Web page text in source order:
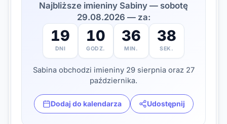
Najbliższe imieniny Sabiny — sobotę
29.08.2026 — za:
19
DNI
10
GODZ.
36
MIN.
37
SEK.
Sabina obchodzi imieniny 29 sierpnia oraz 27
października.
Dodaj do kalendarza Udostępnij